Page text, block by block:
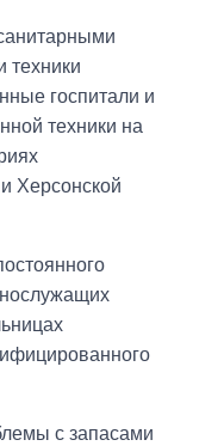
техники
госпитали и
техники на
Херсонской
с запасами